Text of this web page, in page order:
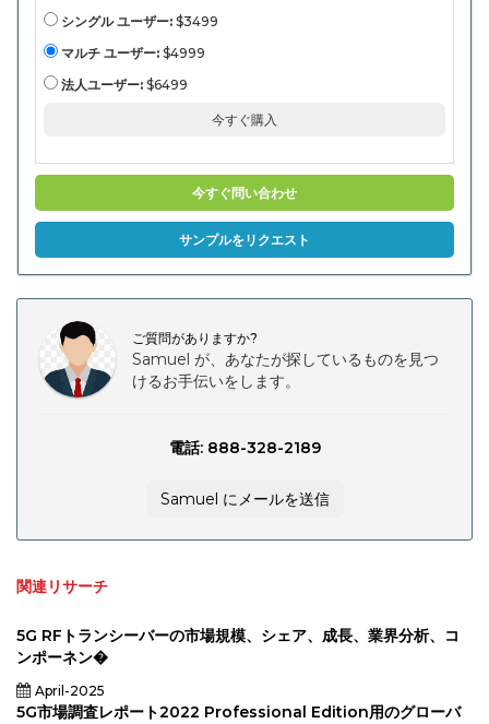
ニクス、
産業自動
通信、医
療機器、
（OEM、
マーケッ
ト、シス
テグレー
地域分
析、
シングル ユーザー: $3499
マルチ ユーザー: $4999
法人ユーザー: $6499
今すぐ購入
今すぐ問い合わせ
サンプルをリクエスト
ご質問がありますか?
Samuel が、あなたが探しているものを見つ
けるお手伝いをします。
電話: 888-328-2189
Samuel にメールを送信
関連リサーチ
5G RFトランシーバーの市場規模、シェア、成長、業界分析、コ
ンポーネン�
April-2025
5G市場調査レポート2022 Professional Edition用のグローバ